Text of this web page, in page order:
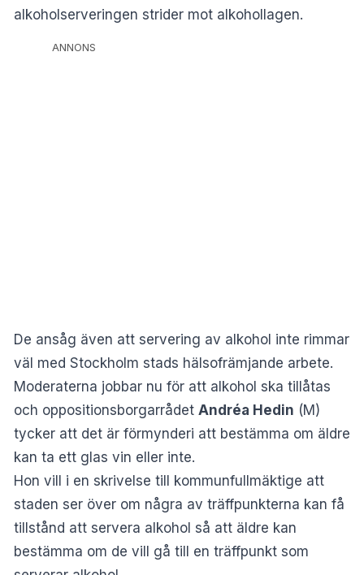
alkoholserveringen strider mot alkohollagen.
ANNONS
De ansåg även att servering av alkohol inte rimmar
väl med Stockholm stads hälsofrämjande arbete.
Moderaterna jobbar nu för att alkohol ska tillåtas
och oppositionsborgarrådet Andréa Hedin (M)
tycker att det är förmynderi att bestämma om äldre
kan ta ett glas vin eller inte.
Hon vill i en skrivelse till kommunfullmäktige att
staden ser över om några av träffpunkterna kan få
tillstånd att servera alkohol så att äldre kan
bestämma om de vill gå till en träffpunkt som